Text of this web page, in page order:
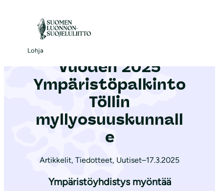
Lohja
Etusivu|Ajankohtaista
Vuoden 2025
Ympäristöpalkinto
Töllin
myllyosuuskunnall
e
Artikkelit, Tiedotteet, Uutiset–17.3.2025
Ympäristöyhdistys myöntää